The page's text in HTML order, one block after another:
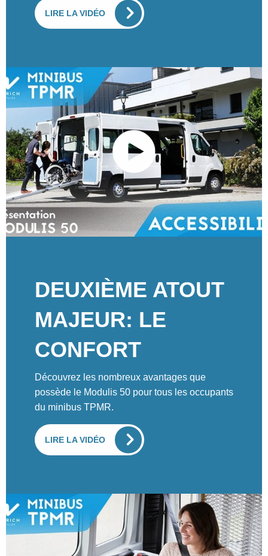
LIRE LA VIDÉO
DEUXIÈME ATOUT
MAJEUR: LE
CONFORT
Découvrez les nombreux avantages que
possède le Modulis 50 pour tous les occupants
du minibus TPMR.
LIRE LA VIDÉO